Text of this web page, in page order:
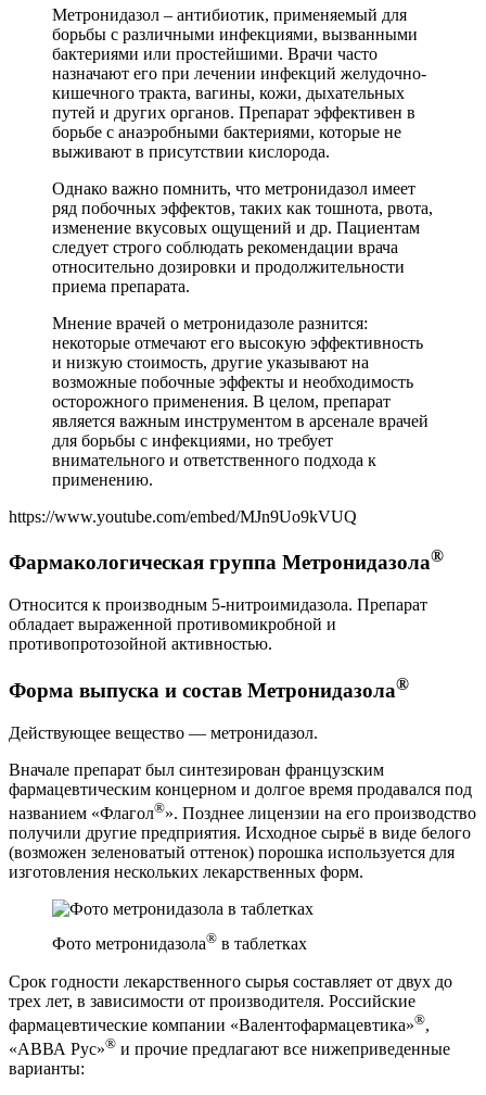
Метронидазол – антибиотик, применяемый для
борьбы с различными инфекциями, вызванными
бактериями или простейшими. Врачи часто
назначают его при лечении инфекций желудочно-
кишечного тракта, вагины, кожи, дыхательных
путей и других органов. Препарат эффективен в
борьбе с анаэробными бактериями, которые не
выживают в присутствии кислорода.
Однако важно помнить, что метронидазол имеет
ряд побочных эффектов, таких как тошнота, рвота,
изменение вкусовых ощущений и др. Пациентам
следует строго соблюдать рекомендации врача
относительно дозировки и продолжительности
приема препарата.
Мнение врачей о метронидазоле разнится:
некоторые отмечают его высокую эффективность
и низкую стоимость, другие указывают на
возможные побочные эффекты и необходимость
осторожного применения. В целом, препарат
является важным инструментом в арсенале врачей
для борьбы с инфекциями, но требует
внимательного и ответственного подхода к
применению.
https://www.youtube.com/embed/MJn9Uo9kVUQ
Фармакологическая группа Метронидазола®
Относится к производным 5-нитроимидазола. Препарат
обладает выраженной противомикробной и
противопротозойной активностью.
Форма выпуска и состав Метронидазола®
Действующее вещество — метронидазол.
Вначале препарат был синтезирован французским
фармацевтическим концерном и долгое время продавался под
названием «Флагол®». Позднее лицензии на его производство
получили другие предприятия. Исходное сырьё в виде белого
(возможен зеленоватый оттенок) порошка используется для
изготовления нескольких лекарственных форм.
Фото метронидазола® в таблетках
Срок годности лекарственного сырья составляет от двух до
трех лет, в зависимости от производителя. Российские
фармацевтические компании «Валентофармацевтика»®,
«АВВА Рус»® и прочие предлагают все нижеприведенные
варианты: